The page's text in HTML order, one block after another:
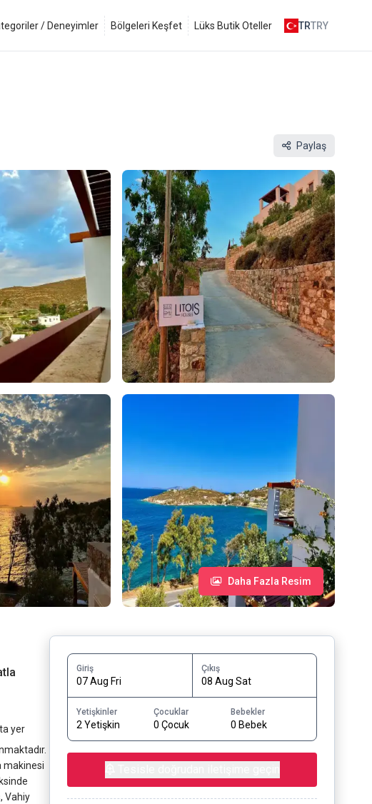
/ Deneyimler Bölgeleri Keşfet Lüks Butik Oteller TRTRY
Paylaş
Daha Fazla Resim
yer
makinesi
Vahiy
Giriş
07 Aug Fri
Çıkış
08 Aug Sat
Yetişkinler
2 Yetişkin
Çocuklar
0 Çocuk
Bebekler
0 Bebek